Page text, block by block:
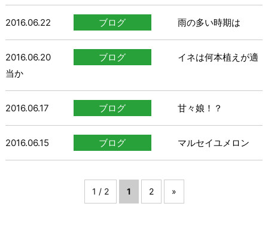
2016.06.22 ブログ 雨の多い時期は
2016.06.20 ブログ
イネは何本植えが適
当か
2016.06.17 ブログ 甘々娘！？
2016.06.15 ブログ マルセイユメロン
1 / 2 1 2 »